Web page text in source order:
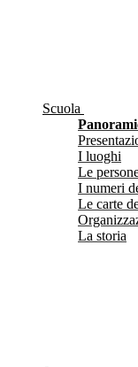
Scuola
I luoghi
Le
I numeri
Le carte
La storia